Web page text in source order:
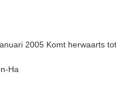
2005 Komt herwaarts tot
Ha